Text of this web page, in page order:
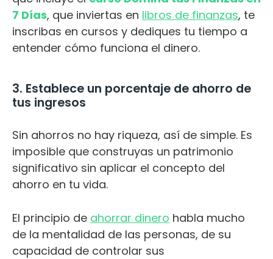
7 Días, que inviertas en libros de finanzas, te
inscribas en cursos y dediques tu tiempo a
entender cómo funciona el dinero.
3. Establece un porcentaje de ahorro de
tus ingresos
Sin ahorros no hay riqueza, así de simple. Es
imposible que construyas un patrimonio
significativo sin aplicar el concepto del
ahorro en tu vida.
El principio de ahorrar dinero habla mucho
de la mentalidad de las personas, de su
capacidad de controlar sus